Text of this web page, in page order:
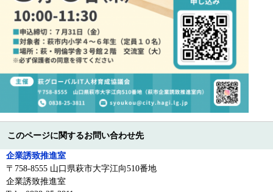
このページに関するお問い合わせ先
企業誘致推進室
〒758-8555 山口県萩市大字江向510番地
企業誘致推進室